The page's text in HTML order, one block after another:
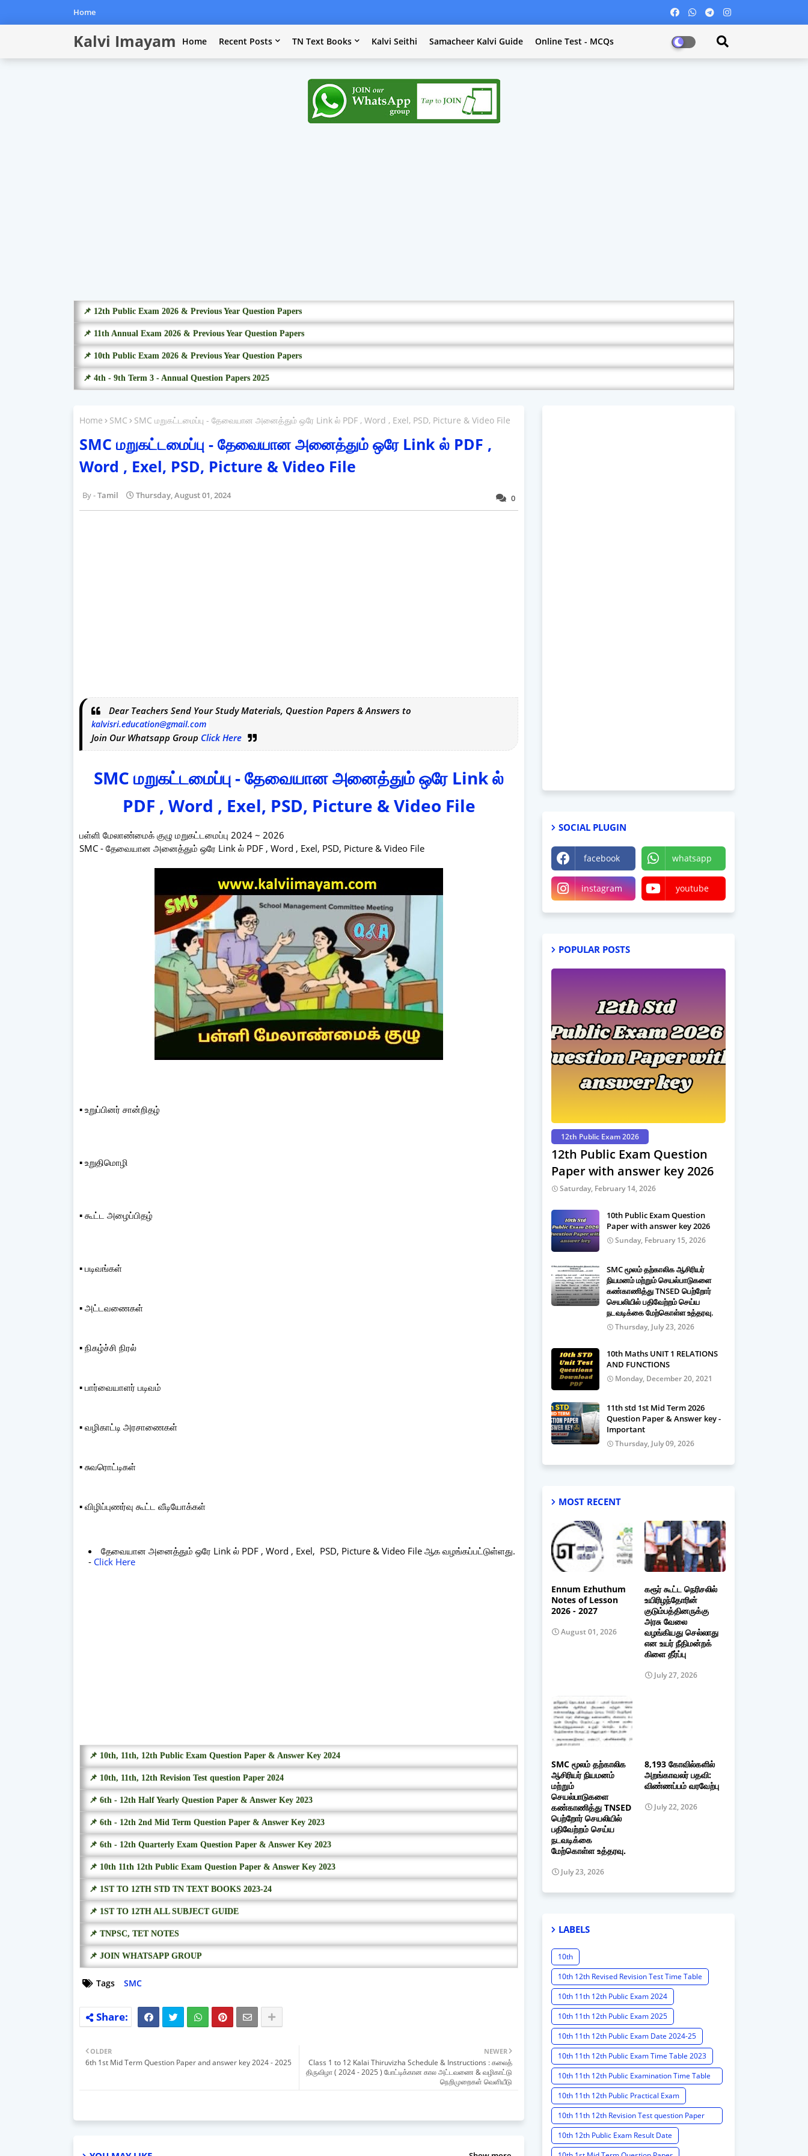
Home
Kalvi Imayam Home Recent Posts TN Text Books Kalvi Seithi Samacheer Kalvi Guide Online Test - MCQs
📌 12th Public Exam 2026 & Previous Year Question Papers
📌 11th Annual Exam 2026 & Previous Year Question Papers
📌 10th Public Exam 2026 & Previous Year Question Papers
📌 4th - 9th Term 3 - Annual Question Papers 2025
Home SMC SMC மறுகட்டமைப்பு - தேவையான அனைத்தும் ஒரே Link ல் PDF , Word , Exel, PSD, Picture & Video File
SMC மறுகட்டமைப்பு - தேவையான அனைத்தும் ஒரே Link ல் PDF ,
Word , Exel, PSD, Picture & Video File
0
Tamil Thursday, August 01, 2024
Dear Teachers Send Your Study Materials, Question Papers & Answers to
kalvisri.education@gmail.com
Join Our Whatsapp Group Click Here
SMC மறுகட்டமைப்பு - தேவையான அனைத்தும் ஒரே Link ல்
PDF , Word , Exel, PSD, Picture & Video File
பள்ளி மேலாண்மைக் குழு மறுகட்டமைப்பு 2024 ~ 2026
SMC - தேவையான அனைத்தும் ஒரே Link ல் PDF , Word , Exel, PSD, Picture & Video File
▪️ உறுப்பினர் சான்றிதழ்
▪️ உறுதிமொழி
▪️ கூட்ட அழைப்பிதழ்
▪️ படிவங்கள்
▪️ அட்டவணைகள்
▪️ நிகழ்ச்சி நிரல்
▪️ பார்வையாளர் படிவம்
▪️ வழிகாட்டி அரசாணைகள்
▪️ சுவரொட்டிகள்
▪️ விழிப்புணர்வு கூட்ட வீடியோக்கள்
தேவையான அனைத்தும் ஒரே Link ல் PDF , Word , Exel, PSD, Picture & Video File ஆக வழங்கப்பட்டுள்ளது.
- Click Here
📌 10th, 11th, 12th Public Exam Question Paper & Answer Key 2024
📌 10th, 11th, 12th Revision Test question Paper 2024
📌 6th - 12th Half Yearly Question Paper & Answer Key 2023
📌 6th - 12th 2nd Mid Term Question Paper & Answer Key 2023
📌 6th - 12th Quarterly Exam Question Paper & Answer Key 2023
📌 10th 11th 12th Public Exam Question Paper & Answer Key 2023
📌 1ST TO 12TH STD TN TEXT BOOKS 2023-24
📌 1ST TO 12TH ALL SUBJECT GUIDE
📌 TNPSC, TET NOTES
📌 JOIN WHATSAPP GROUP
Tags SMC
NEWER
Class 1 to 12 Kalai Thiruvizha Schedule & Instructions : கலைத்
திருவிழா ( 2024 - 2025 ) போட்டிக்கான கால அட்டவணை & வழிகாட்டு
நெறிமுறைகள் வெளியீடு
OLDER
6th 1st Mid Term Question Paper and answer key 2024 - 2025
SOCIAL PLUGIN
facebook whatsapp
instagram youtube
POPULAR POSTS
12th Public Exam 2026
12th Public Exam Question
Paper with answer key 2026
Saturday, February 14, 2026
10th Public Exam Question
Paper with answer key 2026
Sunday, February 15, 2026
SMC மூலம் தற்காலிக ஆசிரியர்
நியமனம் மற்றும் செயல்பாடுகளை
கண்காணித்து TNSED பெற்றோர்
செயலியில் பதிவேற்றம் செய்ய
நடவடிக்கை மேற்கொள்ள உத்தரவு.
Thursday, July 23, 2026
10th Maths UNIT 1 RELATIONS
AND FUNCTIONS
Monday, December 20, 2021
11th std 1st Mid Term 2026
Question Paper & Answer key -
Important
Thursday, July 09, 2026
MOST RECENT
Ennum Ezhuthum
Notes of Lesson
2026 - 2027
August 01, 2026
கரூர் கூட்ட நெரிசலில்
உயிரிழந்தோரின்
குடும்பத்தினருக்கு
அரசு வேலை
வழங்கியது செல்லாது
என உயர் நீதிமன்றக்
கிளை தீர்ப்பு
July 27, 2026
SMC மூலம் தற்காலிக
ஆசிரியர் நியமனம்
மற்றும்
செயல்பாடுகளை
கண்காணித்து TNSED
பெற்றோர் செயலியில்
பதிவேற்றம் செய்ய
நடவடிக்கை
மேற்கொள்ள உத்தரவு.
July 23, 2026
8,193 கோவில்களில்
அறங்காவலர் பதவி:
விண்ணப்பம் வரவேற்பு
July 22, 2026
LABELS
10th
10th 12th Revised Revision Test Time Table
10th 11th 12th Public Exam 2024
10th 11th 12th Public Exam 2025
10th 11th 12th Public Exam Date 2024-25
10th 11th 12th Public Exam Time Table 2023
10th 11th 12th Public Examination Time Table
2023 - 2024
10th 11th 12th Public Practical Exam
10th 11th 12th Revision Test question Paper
2024
10th 12th Public Exam Result Date